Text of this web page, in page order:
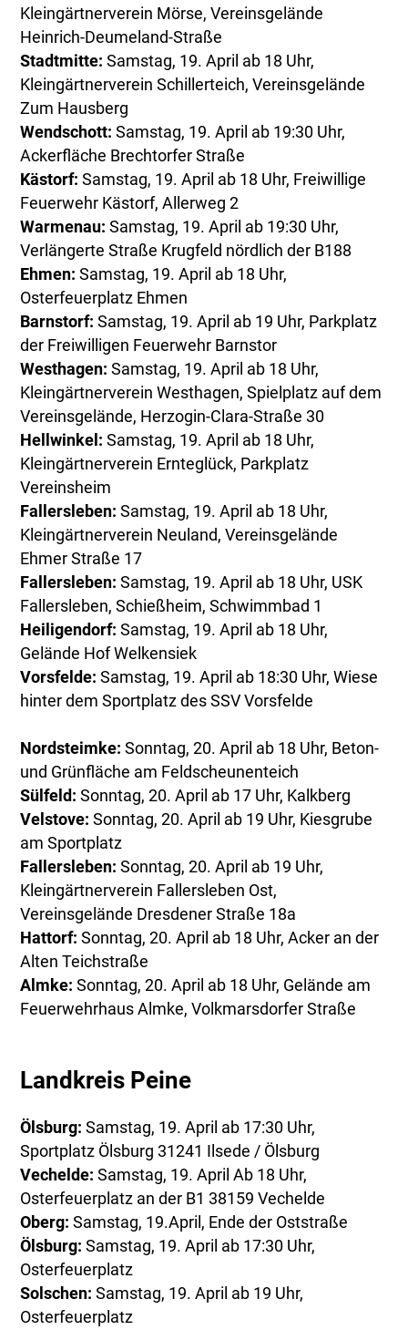
Kleingärtnerverein Mörse, Vereinsgelände
Heinrich-Deumeland-Straße
Stadtmitte: Samstag, 19. April ab 18 Uhr,
Kleingärtnerverein Schillerteich, Vereinsgelände
Zum Hausberg
Wendschott:Samstag, 19. April ab 19:30 Uhr,
Ackerfläche Brechtorfer Straße
Kästorf: Samstag, 19. April ab 18 Uhr, Freiwillige
Feuerwehr Kästorf, Allerweg 2
Warmenau: Samstag, 19. April ab 19:30 Uhr,
Verlängerte Straße Krugfeld nördlich der B188
Ehmen: Samstag, 19. April ab 18 Uhr,
Osterfeuerplatz Ehmen
Barnstorf: Samstag, 19. April ab 19 Uhr, Parkplatz
der Freiwilligen Feuerwehr Barnstor
Westhagen: Samstag, 19. April ab 18 Uhr,
Kleingärtnerverein Westhagen, Spielplatz auf dem
Vereinsgelände, Herzogin-Clara-Straße 30
Hellwinkel: Samstag, 19. April ab 18 Uhr,
Kleingärtnerverein Ernteglück, Parkplatz
Vereinsheim
Fallersleben: Samstag, 19. April ab 18 Uhr,
Kleingärtnerverein Neuland, Vereinsgelände
Ehmer Straße 17
Fallersleben: Samstag, 19. April ab 18 Uhr, USK
Fallersleben, Schießheim, Schwimmbad 1
Heiligendorf:Samstag, 19. April ab 18 Uhr,
Gelände Hof Welkensiek
Vorsfelde: Samstag, 19. April ab 18:30 Uhr, Wiese
hinter dem Sportplatz des SSV Vorsfelde
Nordsteimke:Sonntag, 20. April ab 18 Uhr, Beton-
und Grünfläche am Feldscheunenteich
Sülfeld: Sonntag, 20. April ab 17 Uhr, Kalkberg
Velstove:Sonntag, 20. April ab 19 Uhr, Kiesgrube
am Sportplatz
Fallersleben: Sonntag, 20. April ab 19 Uhr,
Kleingärtnerverein Fallersleben Ost,
Vereinsgelände Dresdener Straße 18a
Hattorf: Sonntag, 20. April ab 18 Uhr, Acker an der
Alten Teichstraße
Almke: Sonntag, 20. April ab 18 Uhr, Gelände am
Feuerwehrhaus Almke, Volkmarsdorfer Straße
Landkreis Peine
Ölsburg: Samstag, 19. April ab 17:30 Uhr,
Sportplatz Ölsburg 31241 Ilsede / Ölsburg
Vechelde: Samstag, 19. April Ab 18 Uhr,
Osterfeuerplatz an der B1 38159 Vechelde
Oberg: Samstag, 19.April, Ende der Oststraße
Ölsburg:Samstag, 19. April ab 17:30 Uhr,
Osterfeuerplatz
Solschen:Samstag, 19. April ab 19 Uhr,
Osterfeuerplatz